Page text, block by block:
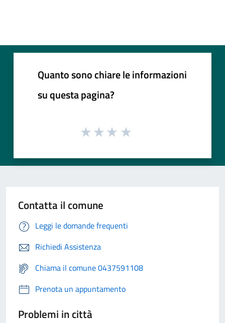
Quanto sono chiare le informazioni
su questa pagina?
Contatta il comune
Leggi le domande frequenti
Richiedi Assistenza
Chiama il comune 0437591108
Prenota un appuntamento
Problemi in città